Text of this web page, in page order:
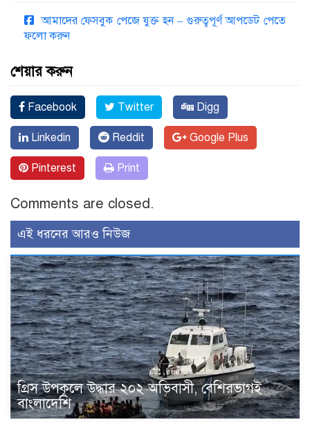
আমাদের ফেসবুক পেজে যুক্ত হন – গুরুত্বপূর্ণ আপডেট পেতে
ফলো করুন
শেয়ার করুন
Facebook Twitter Digg
Linkedin Reddit Google Plus
Pinterest Print
Comments are closed.
এই ধরনের আরও নিউজ
গ্রিস উপকূলে উদ্ধার ২০২ অভিবাসী, বেশিরভাগই
বাংলাদেশি